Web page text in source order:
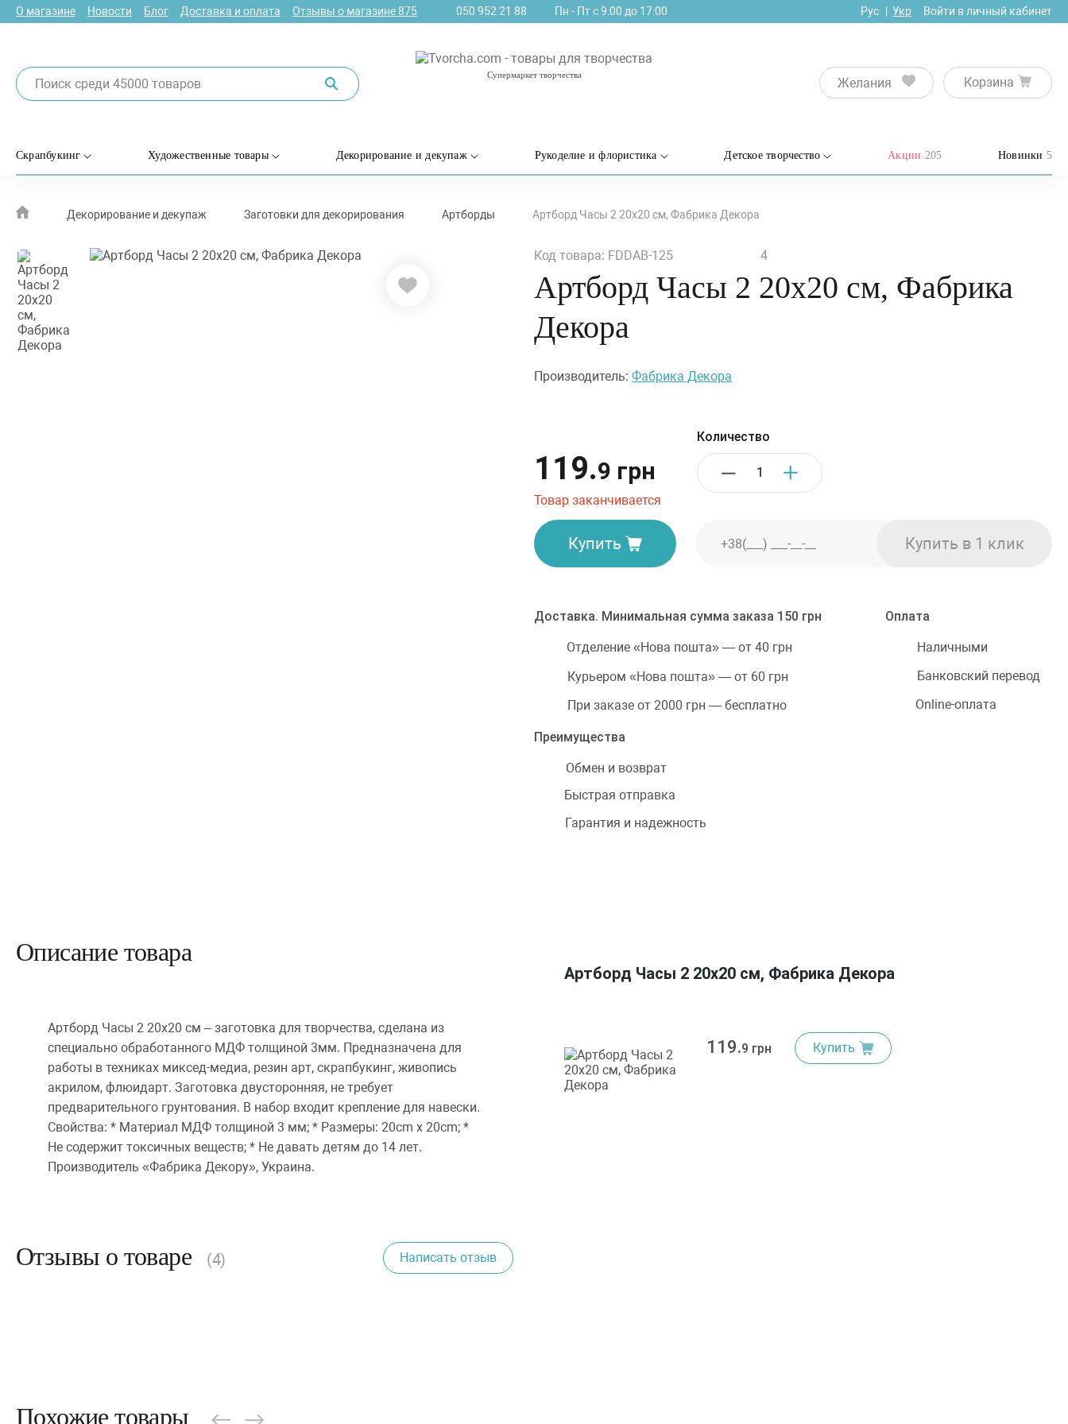
О магазине Новости Блог Доставка и оплата Отзывы о магазине875 050 952 21 88 Пн - Пт с 9:00 до 17:00 Рус Укр Войти в личный кабинет
Супермаркет творчества
Желания Корзина
Скрапбукинг Художественные товары Декорирование и декупаж Рукоделие и флористика Детское творчество Акции 205 Новинки 5
Декорирование и декупаж Заготовки для декорирования Артборды Артборд Часы 2 20х20 см, Фабрика Декора
Код товара: FDDAB-125 4
Артборд Часы 2 20х20 см, Фабрика
Декора
Производитель: Фабрика Декора
119.9 грн
Количество
Товар заканчивается
Купить
Доставка. Минимальная сумма заказа 150 грн
Отделение «Нова пошта» — от 40 грн
Курьером «Нова пошта» — от 60 грн
При заказе от 2000 грн — бесплатно
Оплата
Наличными
Банковский перевод
Online-оплата
Преимущества
Обмен и возврат
Быстрая отправка
Гарантия и надежность
Описание товара
Артборд Часы 2 20х20 см – заготовка для творчества, сделана из
специально обработанного МДФ толщиной 3мм. Предназначена для
работы в техниках миксед-медиа, резин арт, скрапбукинг, живопись
акрилом, флюидарт. Заготовка двусторонняя, не требует
предварительного грунтования. В набор входит крепление для навески.
Свойства: * Материал МДФ толщиной 3 мм; * Размеры: 20cm x 20cm; *
Не содержит токсичных веществ; * Не давать детям до 14 лет.
Производитель «Фабрика Декору», Украина.
Отзывы о товаре (4) Написать отзыв
Артборд Часы 2 20х20 см, Фабрика Декора
119.9 грн Купить
Похожие товары